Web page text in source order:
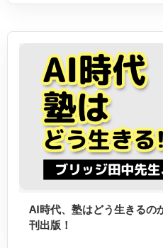
AI時代、塾はどう生きるの
刊出版！